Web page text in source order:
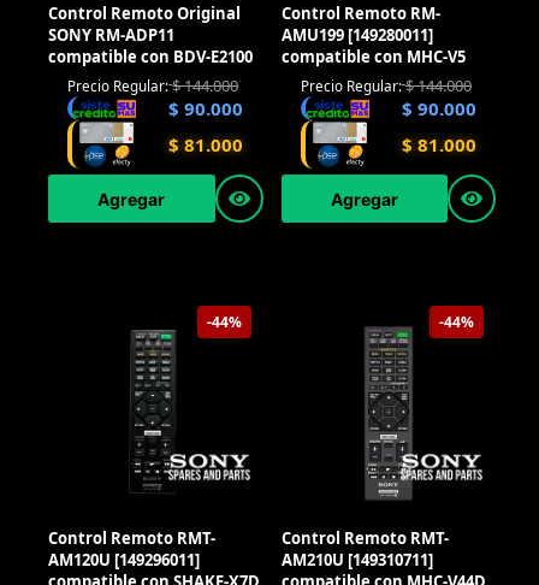
Control Remoto Original
SONY RM-ADP11
compatible con BDV-E2100
Precio Regular:$144.000
$ 90.000
$ 81.000
Agregar
Control Remoto RM-
AMU199 [149280011]
compatible con MHC-V5
Precio Regular:$144.000
$ 90.000
$ 81.000
Agregar
-44%
Control Remoto RMT-
AM120U [149296011]
-44%
Control Remoto RMT-
AM210U [149310711]